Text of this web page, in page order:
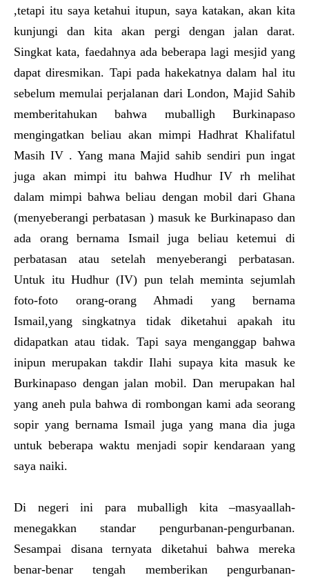
,tetapi itu saya ketahui itupun, saya katakan, akan kita
kunjungi dan kita akan pergi dengan jalan darat.
Singkat kata, faedahnya ada beberapa lagi mesjid yang
dapat diresmikan. Tapi pada hakekatnya dalam hal itu
sebelum memulai perjalanan dari London, Majid Sahib
memberitahukan bahwa muballigh Burkinapaso
mengingatkan beliau akan mimpi Hadhrat Khalifatul
Masih IV . Yang mana Majid sahib sendiri pun ingat
juga akan mimpi itu bahwa Hudhur IV rh melihat
dalam mimpi bahwa beliau dengan mobil dari Ghana
(menyeberangi perbatasan ) masuk ke Burkinapaso dan
ada orang bernama Ismail juga beliau ketemui di
perbatasan atau setelah menyeberangi perbatasan.
Untuk itu Hudhur (IV) pun telah meminta sejumlah
foto-foto orang-orang Ahmadi yang bernama
Ismail,yang singkatnya tidak diketahui apakah itu
didapatkan atau tidak. Tapi saya menganggap bahwa
inipun merupakan takdir Ilahi supaya kita masuk ke
Burkinapaso dengan jalan mobil. Dan merupakan hal
yang aneh pula bahwa di rombongan kami ada seorang
sopir yang bernama Ismail juga yang mana dia juga
untuk beberapa waktu menjadi sopir kendaraan yang
saya naiki.
Di negeri ini para muballigh kita –masyaallah-
menegakkan standar pengurbanan-pengurbanan.
Sesampai disana ternyata diketahui bahwa mereka
benar-benar tengah memberikan pengurbanan-